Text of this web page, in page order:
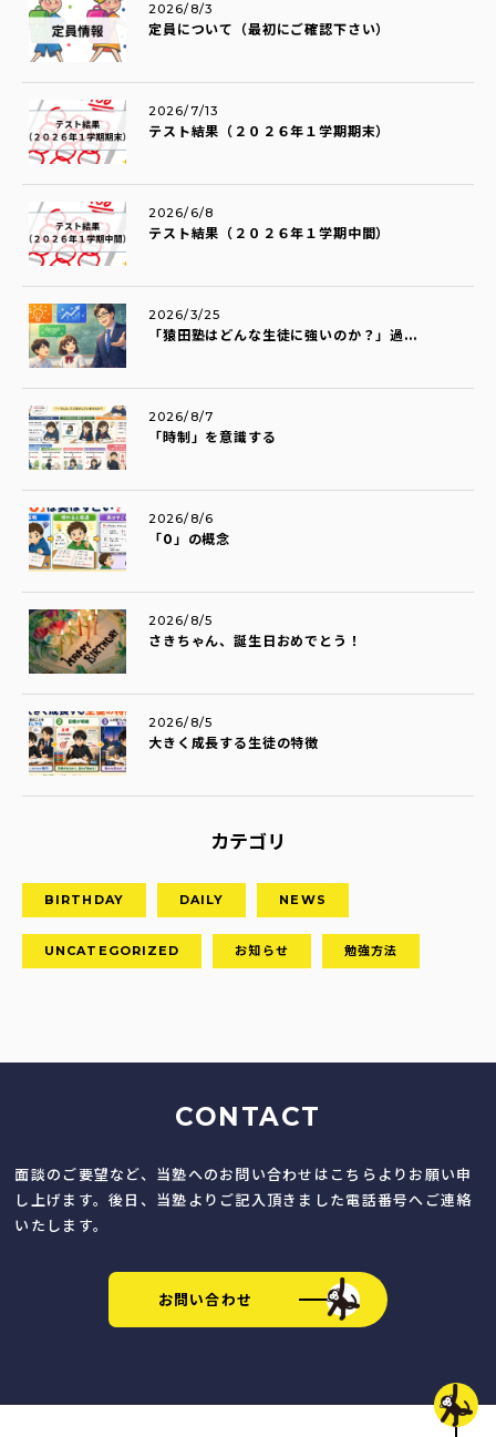
定員について（最初にご確認下さい）
2026/8/3
テスト結果（２０２６年１学期期末）
2026/7/13
テスト結果（２０２６年１学期中間）
2026/6/8
「猿田塾はどんな生徒に強いのか？」過...
2026/3/25
「時制」を意識する
2026/8/7
「0」の概念
2026/8/6
さきちゃん、誕生日おめでとう！
2026/8/5
大きく成長する生徒の特徴
2026/8/5
カテゴリ
BIRTHDAY DAILY NEWS
UNCATEGORIZED お知らせ 勉強方法
CONTACT
面談のご要望など、当塾へのお問い合わせはこちらよりお願い申
し上げます。後日、当塾よりご記入頂きました電話番号へご連絡
いたします。
お問い合わせ